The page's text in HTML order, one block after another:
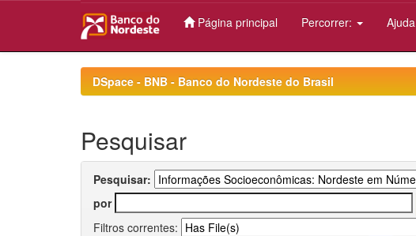
Página principal Percorrer: Ajuda
DSpace - BNB - Banco do Nordeste do Brasil
Pesquisar
Pesquisar:
por
Filtros correntes: